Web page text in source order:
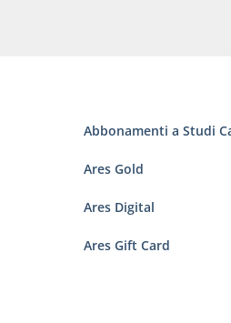
Abbonamenti a Studi
Ares Gold
Ares Digital
Ares Gift Card